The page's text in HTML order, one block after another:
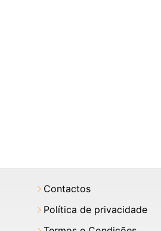
Contactos
Política de privacidade